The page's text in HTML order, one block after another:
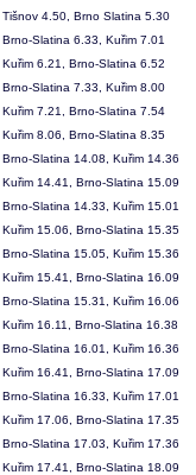
Tišnov 4.50, Brno Slatina 5.30
Brno-Slatina 6.33, Kuřim 7.01
Kuřim 6.21, Brno-Slatina 6.52
Brno-Slatina 7.33, Kuřim 8.00
Kuřim 7.21, Brno-Slatina 7.54
Kuřim 8.06, Brno-Slatina 8.35
Brno-Slatina 14.08, Kuřim 14.36
Kuřim 14.41, Brno-Slatina 15.09
Brno-Slatina 14.33, Kuřim 15.01
Kuřim 15.06, Brno-Slatina 15.35
Brno-Slatina 15.05, Kuřim 15.36
Kuřim 15.41, Brno-Slatina 16.09
Brno-Slatina 15.31, Kuřim 16.06
Kuřim 16.11, Brno-Slatina 16.38
Brno-Slatina 16.01, Kuřim 16.36
Kuřim 16.41, Brno-Slatina 17.09
Brno-Slatina 16.33, Kuřim 17.01
Kuřim 17.06, Brno-Slatina 17.35
Brno-Slatina 17.03, Kuřim 17.36
Kuřim 17.41, Brno-Slatina 18.09